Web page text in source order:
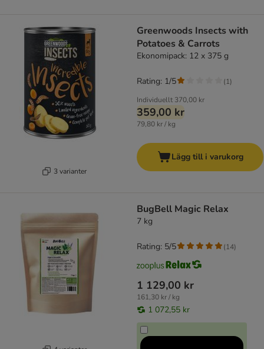
3 varianter
Greenwoods Insects with
Potatoes & Carrots
Ekonomipack: 12 x 375 g
Individuellt 370,00 kr
359,00 kr
79,80 kr / kg
Rating: 1/5 (1)
Lägg till i varukorg
BugBell Magic Relax
7 kg
1 129,00 kr
161,30 kr / kg
1 072,55 kr
Rating: 5/5 (14)